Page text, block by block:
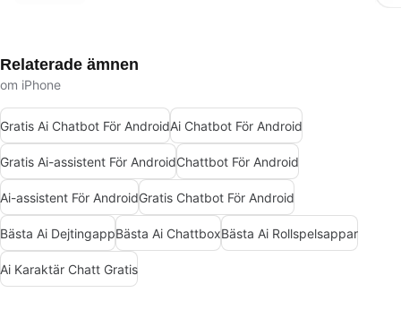
Relaterade ämnen
om iPhone
Gratis Ai Chatbot För AndroidAi Chatbot För Android
Gratis Ai-assistent För AndroidChattbot För Android
Ai-assistent För AndroidGratis Chatbot För Android
Bästa Ai DejtingappBästa Ai ChattboxBästa Ai Rollspelsappar
Ai Karaktär Chatt Gratis